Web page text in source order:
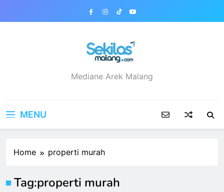
sekilasmalang.com
Mediane Arek Malang
MENU
Home properti murah
Tag:properti murah